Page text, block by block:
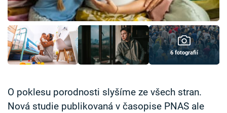
Sledujte prima+
Přihlášení
Sledujte nás
6 fotografií
O poklesu porodnosti slyšíme ze všech stran.
Nová studie publikovaná v časopise PNAS ale